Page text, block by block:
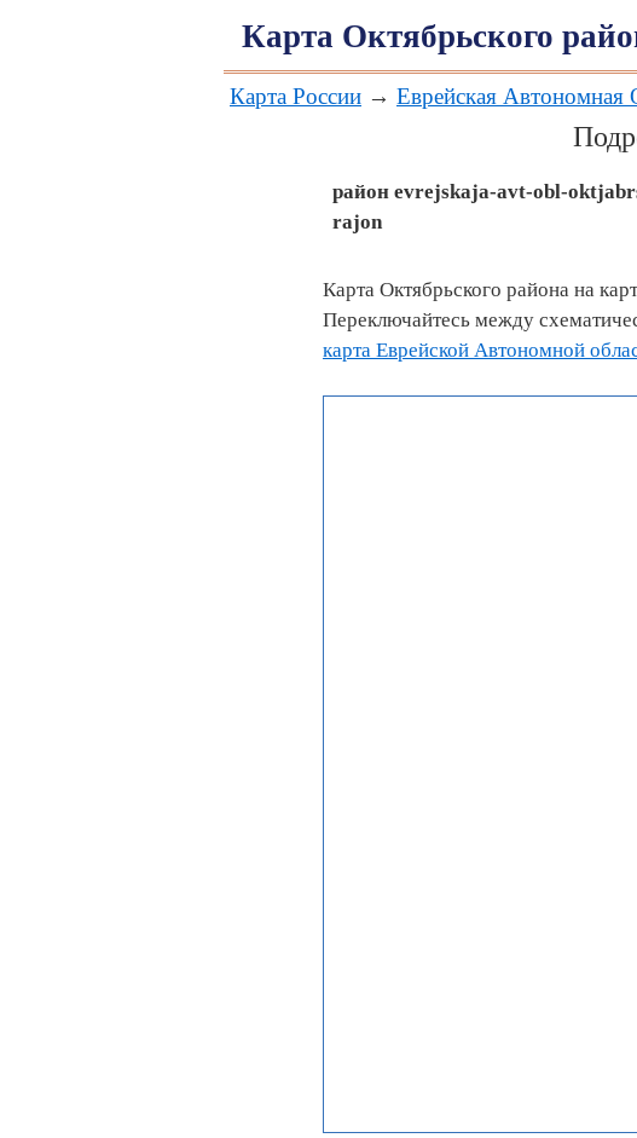
Карта Октябрьского
Карта России → Еврейская Автономная
район evrejskaja-avt-obl-
rajon
Карта Октябрьского района на
Переключайтесь между
карта Еврейской Автономной